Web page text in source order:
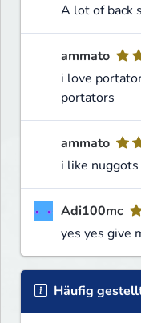
A lot of back
ammato
i love
portators
ammato
i like nuggots
Adi100mc
yes yes give
Häufig